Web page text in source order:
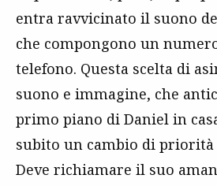
entra ravvicinato il suono
che compongono un
telefono. Questa scelta di
suono e immagine, che
primo piano di Daniel in
subito un cambio di priorità
Deve richiamare il suo